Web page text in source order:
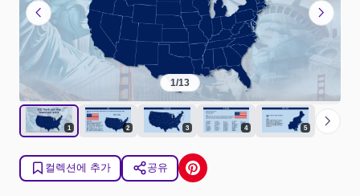
chevron_left chevron_right
1/13
1 2 3 4 5 chevron_right
컬렉션에 추가 공유